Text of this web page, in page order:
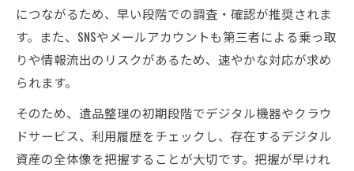
につながるため、早い段階での調査・確認が推奨されま
す。また、SNSやメールアカウントも第三者による乗っ取
りや情報流出のリスクがあるため、速やかな対応が求め
られます。
そのため、遺品整理の初期段階でデジタル機器やクラウ
ドサービス、利用履歴をチェックし、存在するデジタル
資産の全体像を把握することが大切です。把握が早けれ